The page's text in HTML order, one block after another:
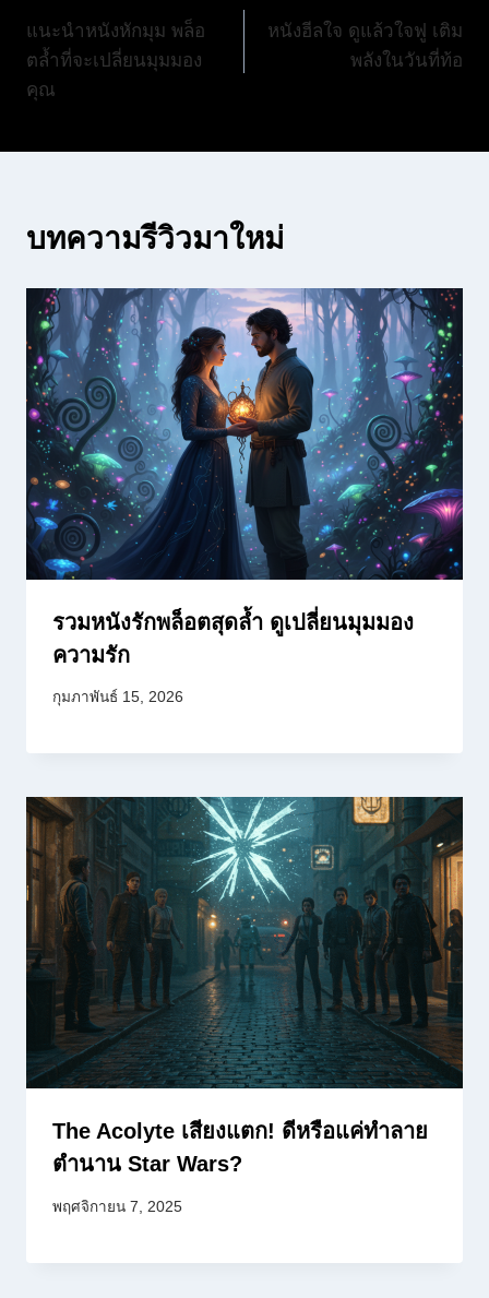
เรื่อง
แนะนำหนังหักมุม พล็อ
ตล้ำที่จะเปลี่ยนมุมมอง
คุณ
หนังฮีลใจ ดูแล้วใจฟู เติม
พลังในวันที่ท้อ
บทความรีวิวมาใหม่
รวมหนังรักพล็อตสุดล้ำ ดูเปลี่ยนมุมมอง
ความรัก
กุมภาพันธ์ 15, 2026
The Acolyte เสียงแตก! ดีหรือแค่ทำลาย
ตำนาน Star Wars?
พฤศจิกายน 7, 2025